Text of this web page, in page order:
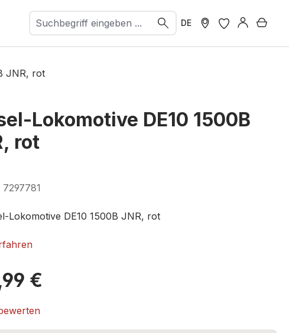
DE
JNR, rot
Lokomotive DE10 1500B
rot
7297781
Lokomotive DE10 1500B JNR, rot
T012-5
€